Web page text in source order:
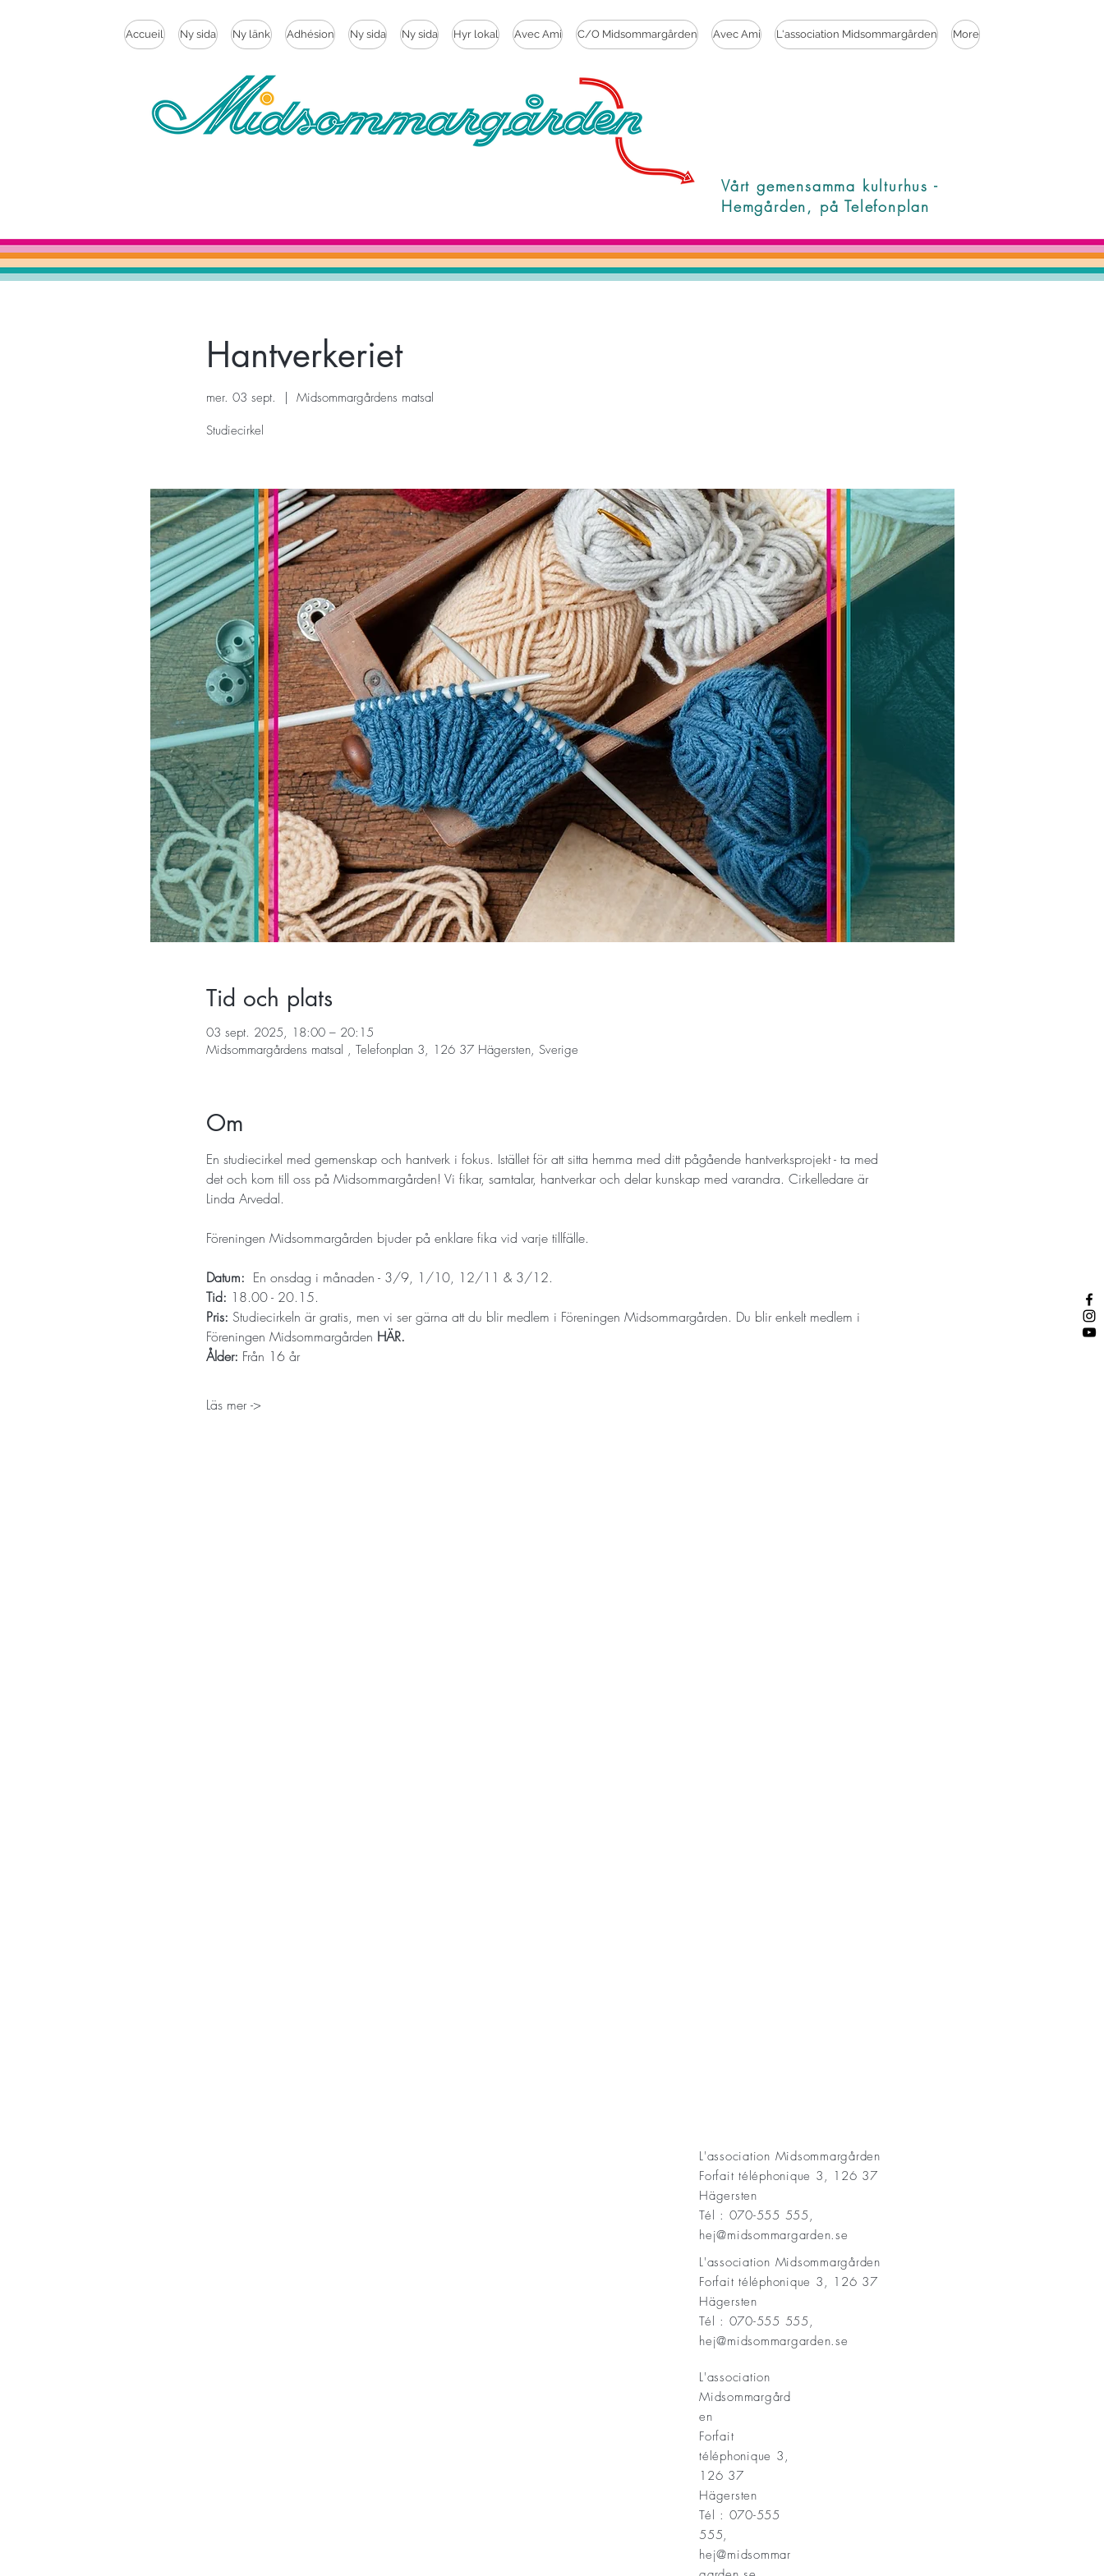
Accueil Ny sida Ny länk Adhésion Ny sida Ny sida Hyr lokal Avec Ami C/O Midsommargården Avec Ami L'association Midsommargården More
Vårt gemensamma kulturhus -
Hemgården, på Telefonplan
Hantverkeriet
mer. 03 sept.
  |
Midsommargårdens matsal
Studiecirkel
Tid och plats
03 sept. 2025, 18:00 – 20:15
Midsommargårdens matsal , Telefonplan 3, 126 37 Hägersten, Sverige
Om
En studiecirkel med gemenskap och hantverk i fokus. Istället för att sitta hemma med ditt pågående hantverksprojekt - ta med
det och kom till oss på Midsommargården! Vi fikar, samtalar, hantverkar och delar kunskap med varandra. Cirkelledare är
Linda Arvedal.
Föreningen Midsommargården bjuder på enklare fika vid varje tillfälle.
Datum: En onsdag i månaden - 3/9, 1/10, 12/11 & 3/12.
Tid: 18.00 - 20.15.
Pris: Studiecirkeln är gratis, men vi ser gärna att du blir medlem i Föreningen Midsommargården. Du blir enkelt medlem i
Föreningen Midsommargården HÄR.
Ålder: Från 16 år
Läs mer ->
L'association Midsommargården
Forfait téléphonique 3, 126 37
Hägersten
Tél : 070-555 555,
hej@midsommargarden.se
L'association Midsommargården
Forfait téléphonique 3, 126 37
Hägersten
Tél : 070-555 555,
hej@midsommargarden.se
L'association
Midsommargård
en
Forfait
téléphonique 3,
126 37
Hägersten
Tél : 070-555
555,
hej@midsommar